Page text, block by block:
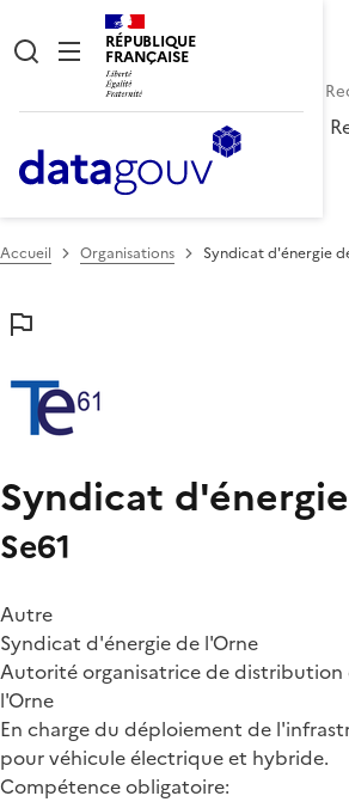
RÉPUBLIQUE
FRANÇAISE
Accueil Organisations Syndicat d'énergie
Syndicat
Se61
Autre
Syndicat d'énergie de l'Orne
Autorité organisatrice de
l'Orne
En charge du déploiement de
pour véhicule électrique et hybride.
Compétence obligatoire: